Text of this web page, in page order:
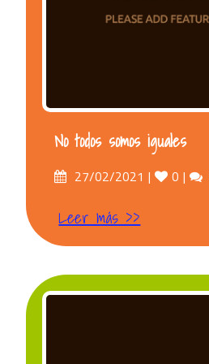
No todos somos iguales
Posted27/02/2021 Likes
0
Leer más >>